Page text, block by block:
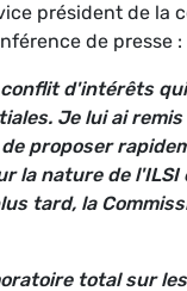
président de la
de presse :
d'intérêts
Je lui ai remis
proposer
la nature de
tard, la
total sur